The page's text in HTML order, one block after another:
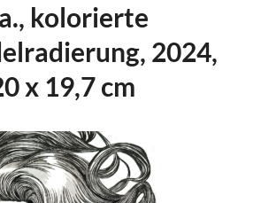
kolorierte
2024,
x 19,7 cm